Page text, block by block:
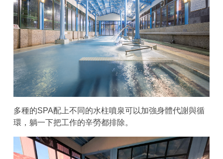
多種的SPA配上不同的水柱噴泉可以加強身體代謝與循
環，躺一下把工作的辛勞都排除。